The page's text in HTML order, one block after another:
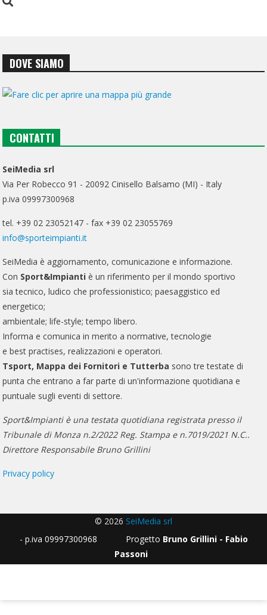
DOVE SIAMO
CONTATTI
SeiMedia srl
Via Per Robecco 91 - 20092 Cinisello Balsamo (MI) - Italy
p.iva 09997300968
tel. +39 02 23052147 - fax +39 02 23055769
info@sporteimpianti.it
SeiMedia è aggiornamento, comunicazione e informazione.
Con Sport&Impianti è un riferimento per il mondo sportivo
sia tecnico, ludico che professionistico; paesaggistico ed
energetico;
ambientale; life-style; tempo libero.
Informa e comunica in merito a normative, tecnologie
e best practises, realizzazioni e operatori.
Tsport, Mappa dei Fornitori e Tutterba sono tre testate di
punta che entrano a far parte di un'informazione quotidiana e
puntuale sugli eventi di settore.
Sport&Impianti è una testata quotidiana registrata presso il
Tribunale di Monza n.2/2022 Reg. Stampa e n.7019/2021 N.C..
Direttore Responsabile Bruno Grillini
Privacy policy
© 2026 SeiMedia srl
- p.iva 09997300968 Progetto Bruno Grillini - Fabio
Passoni